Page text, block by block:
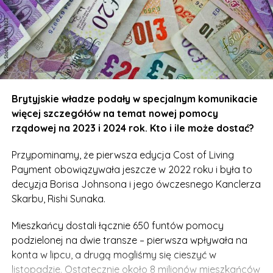
Brytyjskie władze podały w specjalnym komunikacie
więcej szczegółów na temat nowej pomocy
rządowej na 2023 i 2024 rok. Kto i ile może dostać?
Przypominamy, że pierwsza edycja Cost of Living
Payment obowiązywała jeszcze w 2022 roku i była to
decyzja Borisa Johnsona i jego ówczesnego Kanclerza
Skarbu, Rishi Sunaka.
Mieszkańcy dostali łącznie 650 funtów pomocy
podzielonej na dwie transze – pierwsza wpływała na
konta w lipcu, a drugą mogliśmy się cieszyć w
listopadzie. Ostatecznie około 8 milionów mieszkańców